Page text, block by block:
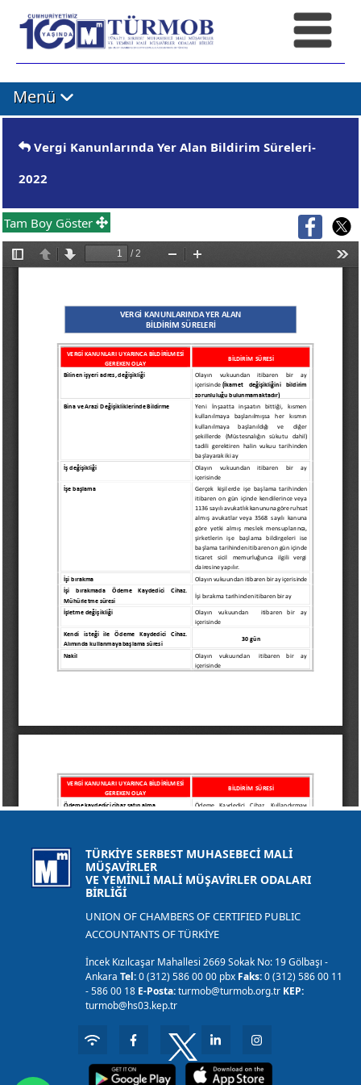
Menü
Vergi Kanunlarında Yer Alan Bildirim Süreleri-
2022
Tam Boy Göster
TÜRKİYE SERBEST MUHASEBECİ MALİ
MÜŞAVİRLER
VE YEMİNLİ MALİ MÜŞAVİRLER ODALARI
BİRLİĞİ
UNION OF CHAMBERS OF CERTIFIED PUBLIC
ACCOUNTANTS OF TÜRKİYE
İncek Kızılcaşar Mahallesi 2669 Sokak No: 19 Gölbaşı -
AnkaraTel:0 (312) 586 00 00 pbx Faks:0 (312) 586 00 11
- 586 00 18 E-Posta:turmob@turmob.org.tr KEP:
turmob@hs03.kep.tr